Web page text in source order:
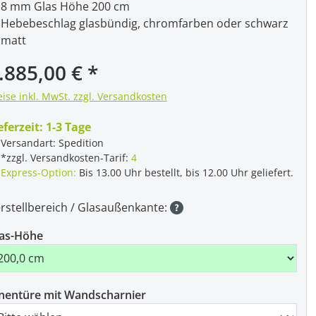
Preis: €
inkl. MwSt. zzgl. Versandkosten
1-3 Tage
Versandart: Spedition
*zzgl. Versandkosten-Tarif:4
Express-Option: Bis 13.00 Uhr bestellt, bis 12.00 Uhr geliefert.
8 mm Glas Höhe 200 cm
Hebebeschlag glasbündig, chromfarben oder schwarz
matt
/ Glasaußenkante:
Höhe
mit Wandscharnier